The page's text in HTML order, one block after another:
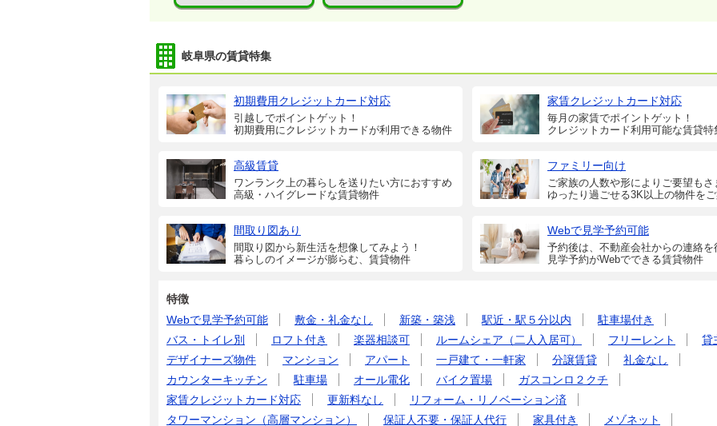
岐阜県の賃貸特集
初期費用クレジットカード対応
引越しでポイントゲット！
初期費用にクレジットカードが利用できる物件
家賃クレジットカード対応
毎月の家賃でポイントゲット！
クレジットカード利用可能な賃貸特
高級賃貸
ワンランク上の暮らしを送りたい方におすすめ
高級・ハイグレードな賃貸物件
ファミリー向け
ご家族の人数や形によりご要望もさ
ゆったり過ごせる3K以上の物件をご
間取り図あり
間取り図から新生活を想像してみよう！
暮らしのイメージが膨らむ、賃貸物件
Webで見学予約可能
予約後は、不動産会社からの連絡を
見学予約がWebでできる賃貸物件
特徴
Webで見学予約可能
敷金・礼金なし 新築・築浅 駅近・駅５分以内
駐車場付き
バス・トイレ別
ロフト付き 楽器相談可 ルームシェア（二人入居可） フリーレント
貸
デザイナーズ物件
マンション アパート 一戸建て・一軒家 分譲賃貸
礼金なし
カウンターキッチン
駐車場 オール電化 バイク置場
ガスコンロ２クチ
家賃クレジットカード対応
更新料なし
リフォーム・リノベーション済
タワーマンション（高層マンション）
保証人不要・保証人代行 家具付き
メゾネット